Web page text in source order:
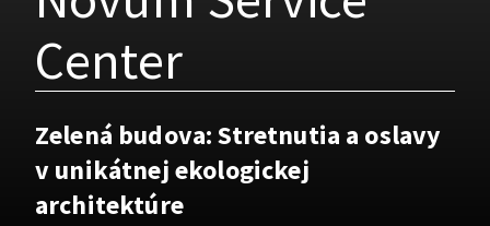
Center
Zelená budova: Stretnutia a oslavy
v unikátnej ekologickej
architektúre